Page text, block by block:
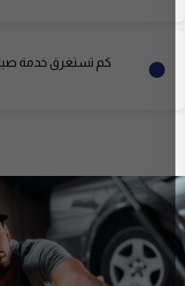
كم تستغرق خدمة صيانة